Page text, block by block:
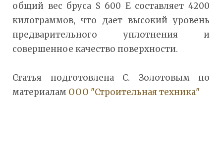
общий вес бруса S 600 E составляет 4200
килограммов, что дает высокий уровень
предварительного уплотнения и
совершенное качество поверхности.
Статья подготовлена С. Золотовым по
материалам ООО "Строительная техника"